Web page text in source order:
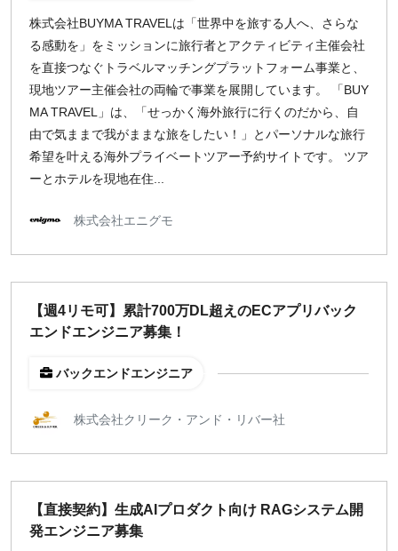
¥2,000 ¥3,000 ¥4,000 ¥5,000〜
指定なし 検索
株式会社BUYMA TRAVELは「世界中を旅する人へ、さらな
る感動を」をミッションに旅行者とアクティビティ主催会社
を直接つなぐトラベルマッチングプラットフォーム事業と、
現地ツアー主催会社の両輪で事業を展開しています。 「BUY
MA TRAVEL」は、「せっかく海外旅行に行くのだから、自
由で気ままで我がままな旅をしたい！」とパーソナルな旅行
希望を叶える海外プライベートツアー予約サイトです。 ツア
ーとホテルを現地在住...
株式会社エニグモ
【週4リモ可】累計700万DL超えのECアプリバック
エンドエンジニア募集！
バックエンドエンジニア
株式会社クリーク・アンド・リバー社
【直接契約】生成AIプロダクト向け RAGシステム開
発エンジニア募集